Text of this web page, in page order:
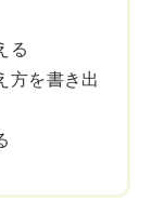
る
方を書き出